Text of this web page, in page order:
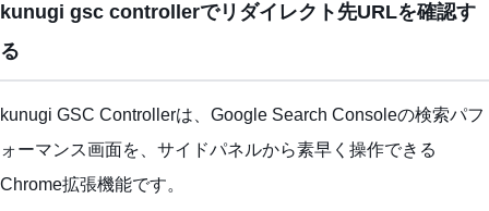
kunugi gsc controllerでリダイレクト先URLを確認す
る
kunugi GSC Controllerは、Google Search Consoleの検索パフ
ォーマンス画面を、サイドパネルから素早く操作できる
Chrome拡張機能です。